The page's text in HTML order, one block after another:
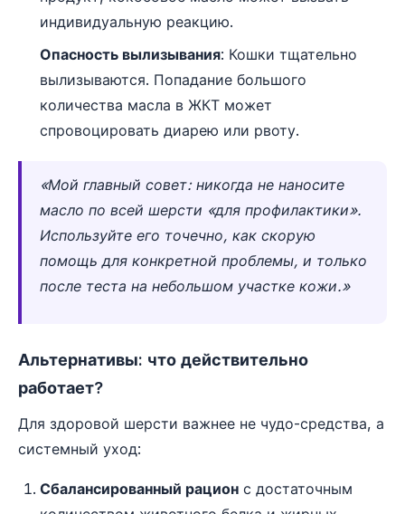
индивидуальную реакцию.
Опасность вылизывания: Кошки тщательно
вылизываются. Попадание большого
количества масла в ЖКТ может
спровоцировать диарею или рвоту.
«Мой главный совет: никогда не наносите
масло по всей шерсти «для профилактики».
Используйте его точечно, как скорую
помощь для конкретной проблемы, и только
после теста на небольшом участке кожи.»
Альтернативы: что действительно
работает?
Для здоровой шерсти важнее не чудо-средства, а
системный уход:
Сбалансированный рацион с достаточным